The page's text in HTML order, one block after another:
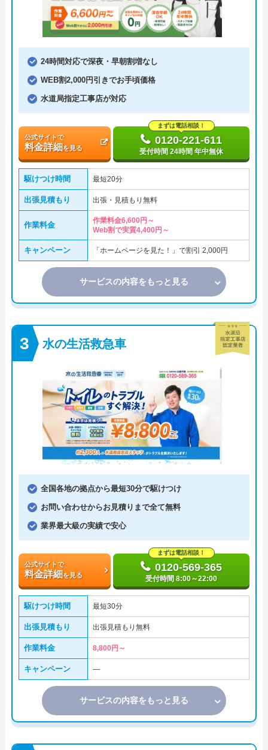
24時間対応で深夜・早朝割増なし
WEB割2,000円引きでお手頃価格
水道局指定工事店が対応
公式サイトで
料金詳細を見る
まずは電話相談！
0120-221-611
受付時間 24時間 年中無休
駆けつけ時間 最短20分
出張見積もり 出張・見積もり無料
作業料金
作業料金6,600円～
Web割で実質4,400円～
キャンペーン 「ホームページを見た！」で割引 2,000円
サービスの内容をもっと見る
水の生活救急車
全国各地の拠点から最短30分で駆けつけ
お問い合わせからお見積りまで全て無料
業界最大級の実績で安心
公式サイトで
料金詳細を見る
まずは電話相談！
0120-569-365
受付時間 8:00～22:00
駆けつけ時間 最短30分
出張見積もり 出張見積もり無料
作業料金 8,800円～
キャンペーン ―
サービスの内容をもっと見る